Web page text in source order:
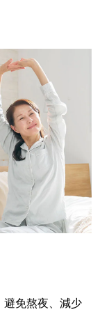
避免熬夜、減少